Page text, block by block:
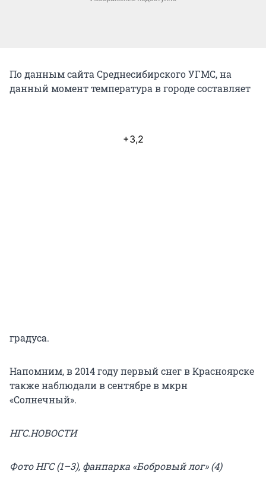
По данным сайта Среднесибирского УГМС, на
данный момент температура в городе составляет
+3,2
градуса.
Напомним, в 2014 году первый снег в Красноярске
также наблюдали в сентябре в мкрн
«Солнечный».
НГС.НОВОСТИ
Фото НГС (1–3), фанпарка «Бобровый лог» (4)